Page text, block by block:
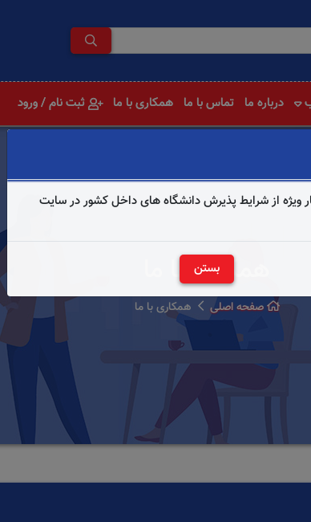
درباره ما تماس با ما همکاری با ما ثبت نام / ورود
همکاری با ما
صفحه اصلی همکاری با ما
ویژه از شرایط پذیرش دانشگاه های داخل کشور در سایت
بستن